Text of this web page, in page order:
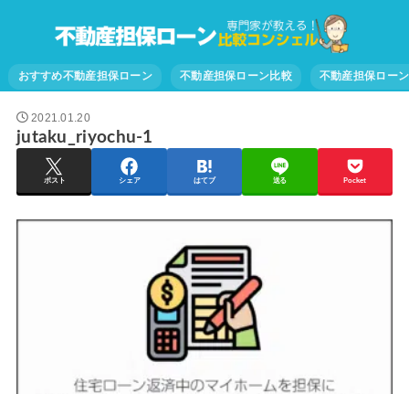
おすすめ不動産担保ローン 不動産担保ローン比較 不動産担保ロー
2021.01.20
jutaku_riyochu-1
ポスト シェア はてブ 送る Pocket